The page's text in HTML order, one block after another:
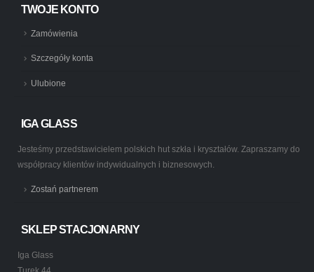
TWOJE KONTO
Zamówienia
Szczegóły konta
Ulubione
IGA GLASS
Jesteśmy przedstawicielem polskich hut szkła i kryształów. Zapraszamy do
współpracy klientów indywidualnych i biznesowych.
Zostań partnerem
SKLEP STACJONARNY
Iga Glass